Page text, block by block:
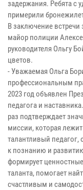
задержания. Ребята с
примерили
В заключение встречи
майор полиции
руководителя Ольгу
цветов.
- Уважаемая Ольга
профессиональным
2023 год объявлен
педагога и
раз подтверждает
миссии, которая
талантливый педагог,
к познанию и
формирует
таланта, помогает
счастливым и